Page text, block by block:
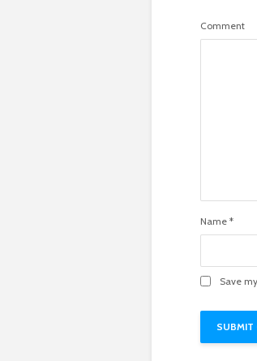
Comment
Name *
Save